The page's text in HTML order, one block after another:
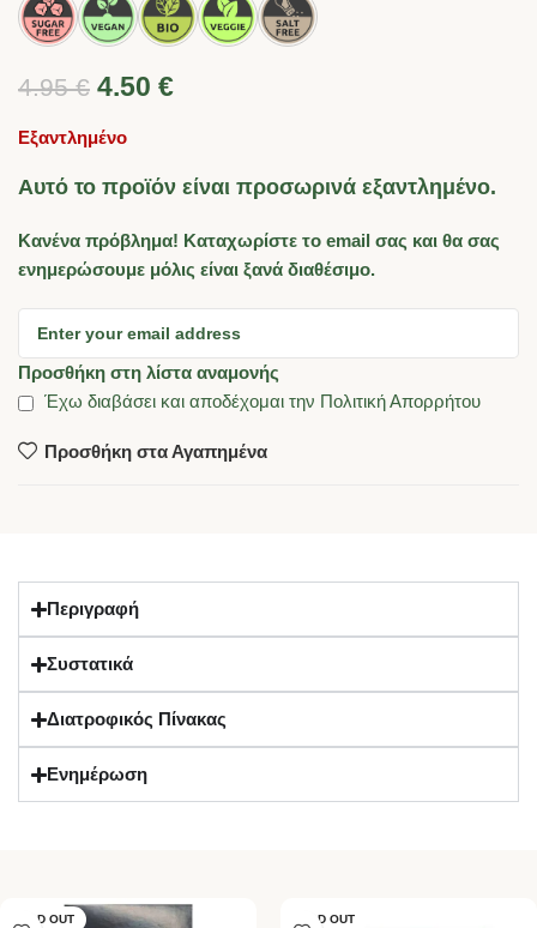
4.95€ 4.50 €
Εξαντλημένο
Αυτό το προϊόν είναι προσωρινά εξαντλημένο.
Κανένα πρόβλημα! Καταχωρίστε το email σας και θα σας
ενημερώσουμε μόλις είναι ξανά διαθέσιμο.
Προσθήκη στη λίστα αναμονής
Έχω διαβάσει και αποδέχομαι την Πολιτική Απορρήτου
Προσθήκη στα Αγαπημένα
Περιγραφή
Συστατικά
Διατροφικός Πίνακας
Ενημέρωση
SOLD OUT SOLD OUT